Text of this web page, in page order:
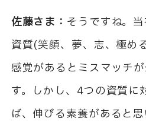
佐藤さま： そうですね。
資質(笑顔、夢、志、極め
感覚があるとミスマッチ
す。しかし、4つの資質に
ば、伸びる素養があると